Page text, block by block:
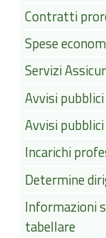
Contratti
Spese
Servizi
Avvisi
Avvisi
Incarichi
Determine
Informazioni
tabellare